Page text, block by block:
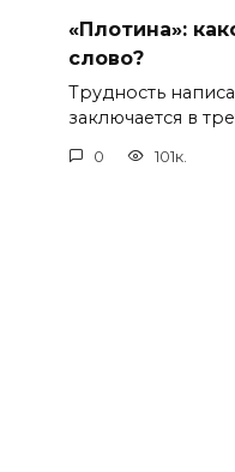
«Плотина»:
слово?
Трудность
заключается в
0 101к.